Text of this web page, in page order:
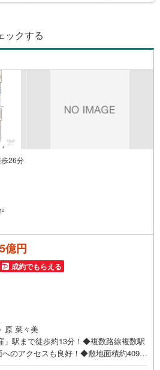
ックする
26分
2
5億円
成約でもらえる
原 菜々美
駅まで徒歩約13分！◆複数路線複数駅
のアクセスも良好！◆敷地面積約409平